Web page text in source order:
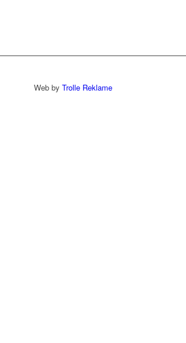
Web byTrolle Reklame